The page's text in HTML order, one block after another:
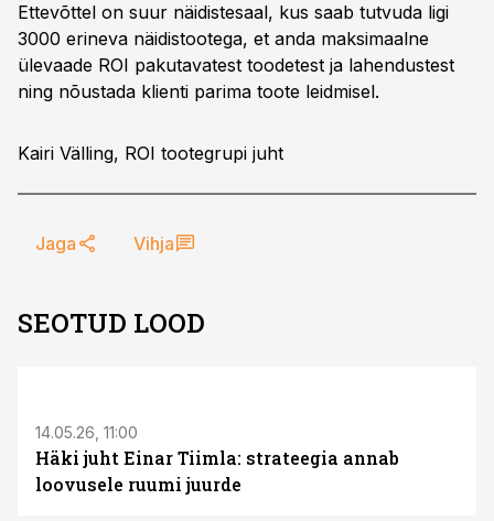
Ettevõttel on suur näidistesaal, kus saab tutvuda ligi
3000 erineva näidistootega, et anda maksimaalne
ülevaade ROI pakutavatest toodetest ja lahendustest
ning nõustada klienti parima toote leidmisel.
Kairi Välling, ROI tootegrupi juht
Jaga Vihja
SEOTUD LOOD
14.05.26, 11:00
Häki juht Einar Tiimla: strateegia annab
loovusele ruumi juurde